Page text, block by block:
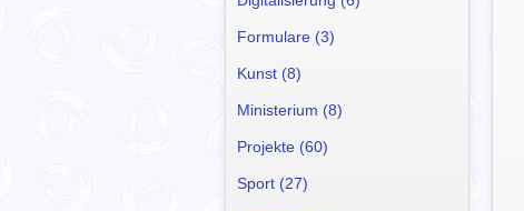
Formulare (3)
Kunst (8)
Ministerium (8)
Projekte (60)
Sport (27)